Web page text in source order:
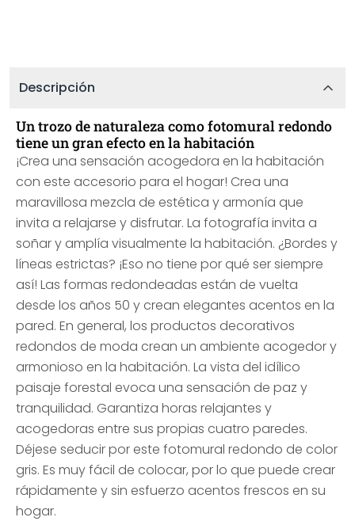
Descripción
Un trozo de naturaleza como fotomural redondo
tiene un gran efecto en la habitación
¡Crea una sensación acogedora en la habitación
con este accesorio para el hogar! Crea una
maravillosa mezcla de estética y armonía que
invita a relajarse y disfrutar. La fotografía invita a
soñar y amplía visualmente la habitación. ¿Bordes y
líneas estrictas? ¡Eso no tiene por qué ser siempre
así! Las formas redondeadas están de vuelta
desde los años 50 y crean elegantes acentos en la
pared. En general, los productos decorativos
redondos de moda crean un ambiente acogedor y
armonioso en la habitación. La vista del idílico
paisaje forestal evoca una sensación de paz y
tranquilidad. Garantiza horas relajantes y
acogedoras entre sus propias cuatro paredes.
Déjese seducir por este fotomural redondo de color
gris. Es muy fácil de colocar, por lo que puede crear
rápidamente y sin esfuerzo acentos frescos en su
hogar.